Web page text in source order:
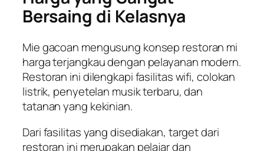
Bersaing di Kelasnya
Mie gacoan mengusung konsep restoran mi
harga terjangkau dengan pelayanan modern.
Restoran ini dilengkapi fasilitas wifi, colokan
listrik, penyetelan musik terbaru, dan
tatanan yang kekinian.
Dari fasilitas yang disediakan, target dari
restoran ini merupakan pelajar dan